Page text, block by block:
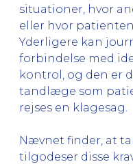
situationer, hvor
eller hvor
Yderligere kan
forbindelse med
kontrol, og den er
tandlæge som
rejses en klagesag.
Nævnet finder, at
tilgodeser disse